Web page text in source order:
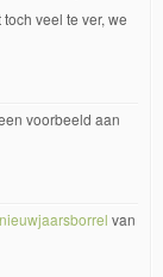
veel te ver, we
voorbeeld aan
van